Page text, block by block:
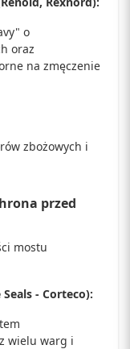
o
oraz
na zmęczenie
zbożowych i
przed
mostu
- Corteco):
wielu warg i